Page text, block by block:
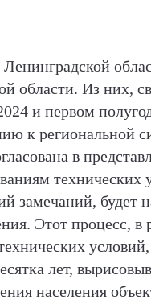
области. Из них,
и первом
к региональной
в
замечаний,
Этот
лет,
населения